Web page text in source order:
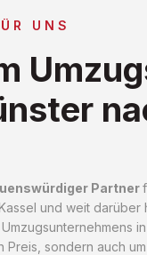
UNS
Partner
und weit darüber
Preis, sondern auch um